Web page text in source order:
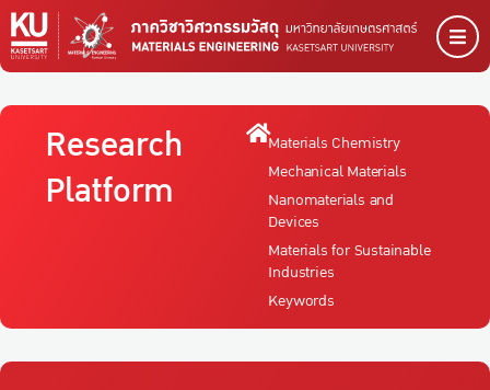
Research
Platform
Materials Chemistry
Mechanical Materials
Nanomaterials and
Devices
Materials for Sustainable
Industries
Keywords